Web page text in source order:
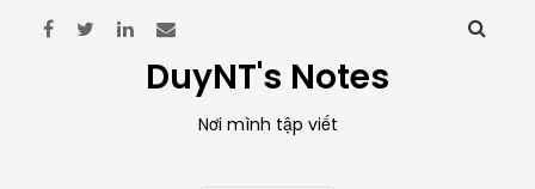
DuyNT's Notes
Nơi mình tập viết